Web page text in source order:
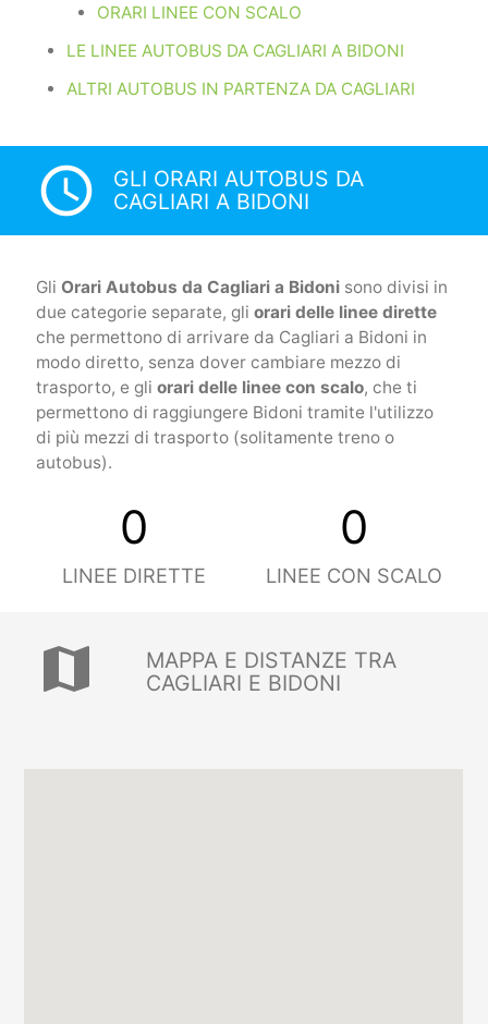
ORARI LINEE CON SCALO
LE LINEE AUTOBUS DA CAGLIARI A BIDONI
ALTRI AUTOBUS IN PARTENZA DA CAGLIARI
access_time
GLI ORARI AUTOBUS DA
CAGLIARI A BIDONI
Gli Orari Autobus da Cagliari a Bidoni sono divisi in
due categorie separate, gli orari delle linee dirette
che permettono di arrivare da Cagliari a Bidoni in
modo diretto, senza dover cambiare mezzo di
trasporto, e gli orari delle linee con scalo, che ti
permettono di raggiungere Bidoni tramite l'utilizzo
di più mezzi di trasporto (solitamente treno o
autobus).
0
LINEE DIRETTE
0
LINEE CON SCALO
map
MAPPA E DISTANZE TRA
CAGLIARI E BIDONI